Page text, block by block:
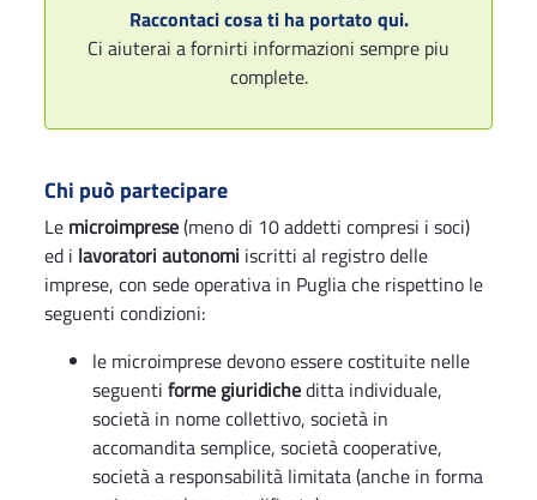
Raccontaci cosa ti ha portato qui.
Ci aiuterai a fornirti informazioni sempre piu
complete.
Chi può partecipare
Le microimprese(meno di 10 addetti compresi i soci)
ed i lavoratori autonomi iscritti al registro delle
imprese, con sede operativa in Puglia che rispettino le
seguenti condizioni:
le microimprese devono essere costituite nelle
seguenti forme giuridicheditta individuale,
società in nome collettivo, società in
accomandita semplice, società cooperative,
società a responsabilità limitata (anche in forma